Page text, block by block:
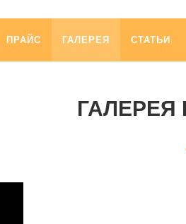
ПРАЙС ГАЛЕРЕЯ СТАТЬИ